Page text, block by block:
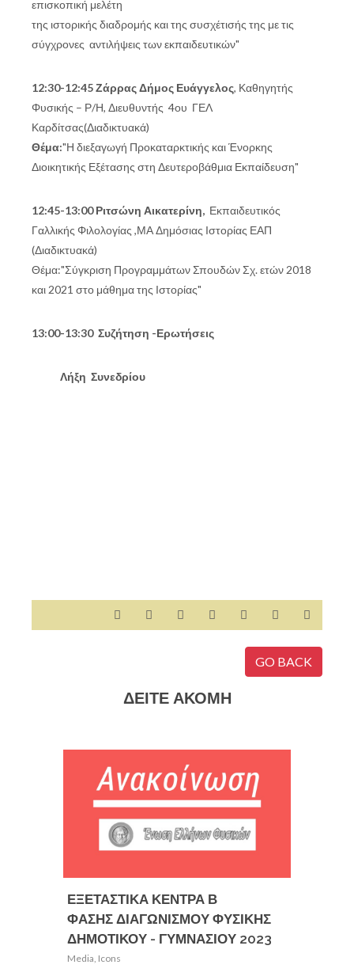
επισκοπική μελέτη
της ιστορικής διαδρομής και της συσχέτισής της με τις
σύγχρονες αντιλήψεις των εκπαιδευτικών"
12:30-12:45 Ζάρρας Δήμος Ευάγγελος, Καθηγητής
Φυσικής – Ρ/Η, Διευθυντής 4ου ΓΕΛ
Καρδίτσας(Διαδικτυακά)
Θέμα:"Η διεξαγωγή Προκαταρκτικής και Ένορκης
Διοικητικής Εξέτασης στη Δευτεροβάθμια Εκπαίδευση"
12:45-13:00 Ριτσώνη Αικατερίνη, Εκπαιδευτικός
Γαλλικής Φιλολογίας ,ΜΑ Δημόσιας Ιστορίας ΕΑΠ
(Διαδικτυακά)
Θέμα:"Σύγκριση Προγραμμάτων Σπουδών Σχ. ετών 2018
και 2021 στο μάθημα της Ιστορίας"
13:00-13:30 Συζήτηση -Ερωτήσεις
Λήξη Συνεδρίου
GO BACK
ΔΕΙΤΕ ΑΚΟΜΗ
ΕΞΕΤΑΣΤΙΚΑ ΚΕΝΤΡΑ Β
ΦΑΣΗΣ ΔΙΑΓΩΝΙΣΜΟΥ ΦΥΣΙΚΗΣ
ΔΗΜΟΤΙΚΟΥ - ΓΥΜΝΑΣΙΟΥ 2023
Media, Icons